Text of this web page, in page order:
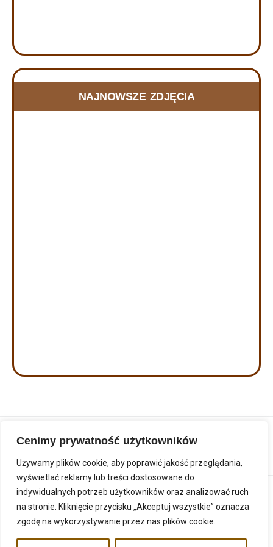
Cenimy prywatność użytkowników
Używamy plików cookie, aby poprawić jakość przeglądania,
wyświetlać reklamy lub treści dostosowane do
indywidualnych potrzeb użytkowników oraz analizować ruch
na stronie. Kliknięcie przycisku „Akceptuj wszystkie” oznacza
zgodę na wykorzystywanie przez nas plików cookie.
Szczecinie, 20.06.2026
NAJNOWSZE ZDJĘCIA